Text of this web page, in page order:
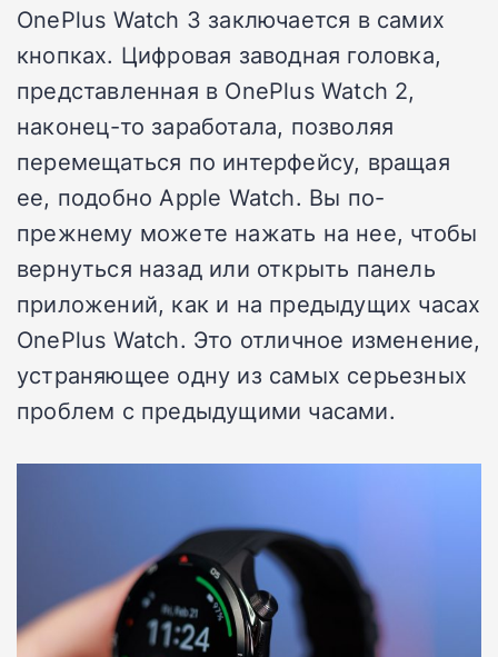
OnePlus Watch 3 заключается в самих
кнопках. Цифровая заводная головка,
представленная в OnePlus Watch 2,
наконец-то заработала, позволяя
перемещаться по интерфейсу, вращая
ее, подобно Apple Watch. Вы по-
прежнему можете нажать на нее, чтобы
вернуться назад или открыть панель
приложений, как и на предыдущих часах
OnePlus Watch. Это отличное изменение,
устраняющее одну из самых серьезных
проблем с предыдущими часами.